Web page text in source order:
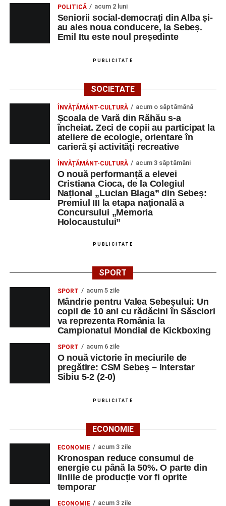
informatic, mediatic și psihologic.”
„Voi merge acasă cu gândul că educația și nu numai are
sunt vitale.”(Prof. Ciura Marinela)
Privind spre ediția următoare
În încheierea evenimentului, organizatorii au anunțat tema
ediției din 2027, dedicată relației dintre caracter, valori și
educație. După trei ediții care au abordat comunicarea
didactică, dinamica diferențelor, participarea și luarea
deciziilor, comunitatea Sinaxa Educațională își propune
să revină la întrebările fundamentale despre valorile care
stau la baza actului educațional și despre rolul
profesorului în formarea caracterului tinerilor.
Despre comunitatea Sinaxa Educațională
„Sinaxa Educațională”
profesori, dedicată susținerii unei educații centrate pe
valorile creștin-ortodoxe și pe formarea caracterului
elevilor. Născută din experiența duhovnicească și
formativă a Mănăstirii Oașa, Sinaxa își propune să
sprijine profesorii în regăsirea motivației interioare,
oferindu-le nu doar instrumente metodice actuale, ci și
contexte de sprijin reciproc, colaborare și reconectare la
vocația pedagogică autentică.
Urmărește-ne pe Google News
Ultimele știri din Sebeș
Primăria Sebeș a decis să reducă intensitatea
iluminatului public pe timpul nopții, în contextul
POLITICĂ acum 2 luni
Seniorii social-democrați din Alba și-
au ales noua conducere, la Sebeș.
Emil Itu este noul președinte
PUBLICITATE
SOCIETATE
ÎNVĂȚĂMÂNT-CULTURĂ acum o săptămână
Școala de Vară din Răhău s-a
încheiat. Zeci de copii au participat la
ateliere de ecologie, orientare în
carieră și activități recreative
ÎNVĂȚĂMÂNT-CULTURĂ acum 3 săptămâni
O nouă performanță a elevei
Cristiana Cioca, de la Colegiul
Național „Lucian Blaga” din Sebeș:
Premiul III la etapa națională a
Concursului „Memoria
Holocaustului”
PUBLICITATE
SPORT
SPORT acum 5 zile
Mândrie pentru Valea Sebeșului: Un
copil de 10 ani cu rădăcini în Săsciori
va reprezenta România la
Campionatul Mondial de Kickboxing
SPORT acum 6 zile
O nouă victorie în meciurile de
pregătire: CSM Sebeș – Interstar
Sibiu 5-2 (2-0)
PUBLICITATE
ECONOMIE
ECONOMIE acum 3 zile
Kronospan reduce consumul de
energie cu până la 50%. O parte din
liniile de producție vor fi oprite
temporar
ECONOMIE acum 3 zile